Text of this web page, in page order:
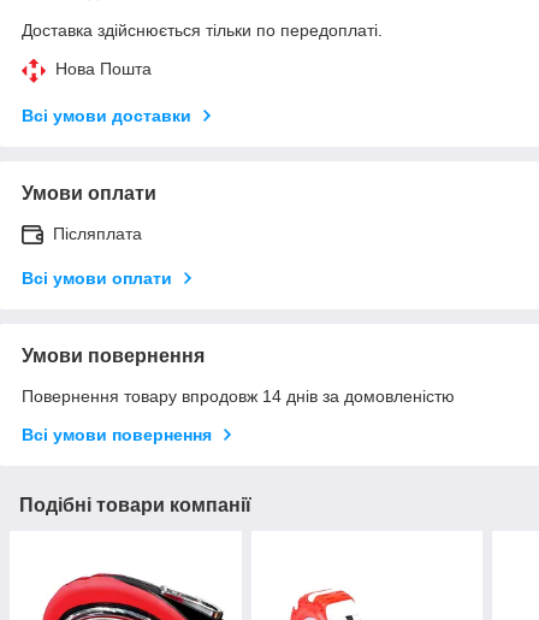
Доставка здійснюється тільки по передоплаті.
Нова Пошта
Всі умови доставки
Умови оплати
Післяплата
Всі умови оплати
Умови повернення
Повернення товару впродовж 14 днів за домовленістю
Всі умови повернення
Подібні товари компанії